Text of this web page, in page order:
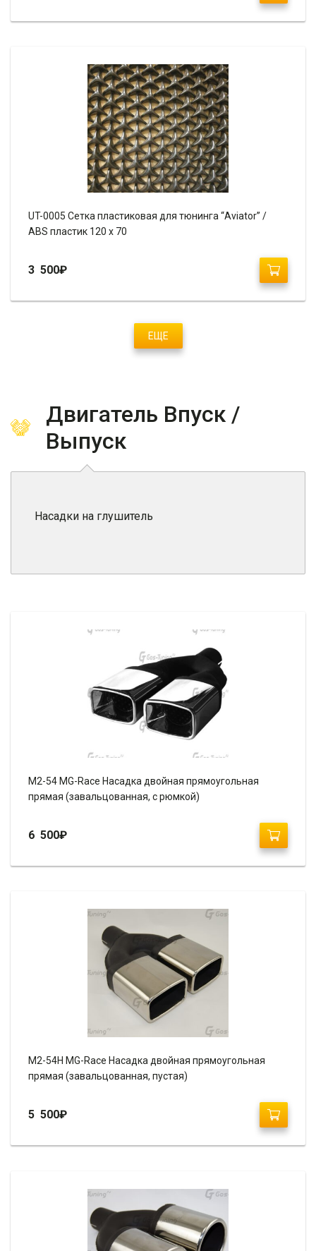
UT-0005 Сетка пластиковая для тюнинга “Aviator” /
ABS пластик 120 х 70
3 500₽
ЕЩЕ
Двигатель Впуск /
Выпуск
Насадки на глушитель
M2-54 MG-Race Насадка двойная прямоугольная
прямая (завальцованная, с рюмкой)
6 500₽
M2-54H MG-Race Насадка двойная прямоугольная
прямая (завальцованная, пустая)
5 500₽